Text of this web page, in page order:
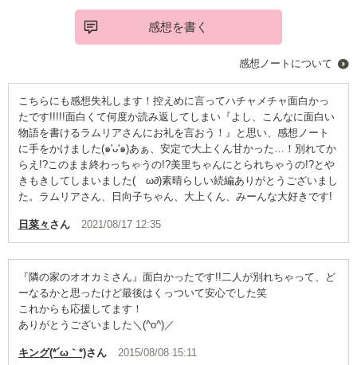
とても丁寧に描かれた恋模様に、どっぷり感情移入して読んでい
恋に悩んでいる人に勇気をくれる、
素敵な作品です。
ぜひ、ご一読ください！
感想を書く
感想ノートについて
こちらにも感想失礼します！控えめに言ってハチャメチャ面白かっ
たです!!!!!面白くて何度か読み返してしまい『よし、こんなに面白い
物語を書けるラムリアさんにお礼を言おう！』と思い、感想ノート
に手をかけました(๑'ᴗ'๑)あぁ、安定で大上くん甘かった…！別れてか
らえ!?このまま終わっちゃうの!?美里ちゃんにとられちゃうの!?とや
きもきしてしまいました(ゝω∂)素晴らしい続編ありがとうございまし
た。ラムリアさん、日向子ちゃん、大上くん、みーんな大好きです!
日菜々 さん 2021/08/17 12:35
『隣の家のオオカミさん』面白かったです!!二人が別れちゃって、ど
ーなるかと思ったけど最後はくっついて安心でした笑
これからも応援してます！
ありがとうございました＼(^o^)／
キング(*´ω｀*)さん 2015/08/08 15:11